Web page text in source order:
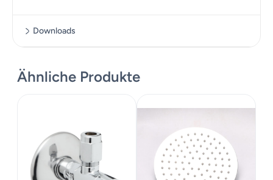
Downloads
Ähnliche Produkte